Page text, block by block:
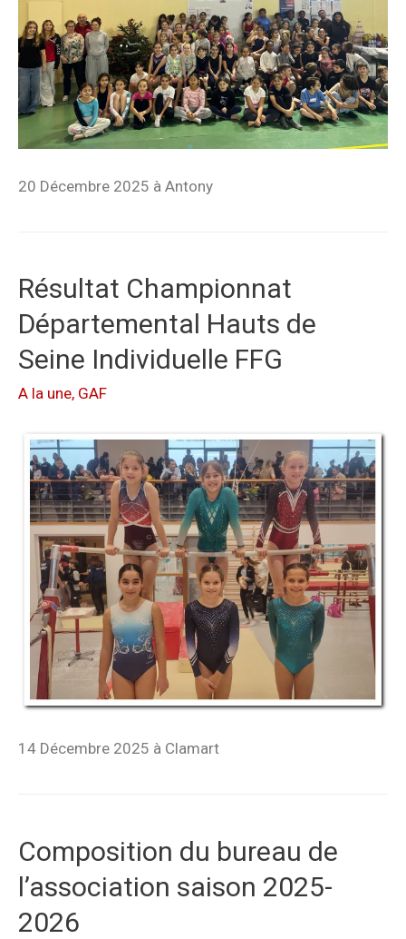
20 Décembre 2025 à Antony
Résultat Championnat
Départemental Hauts de
Seine Individuelle FFG
A la une, GAF
14 Décembre 2025 à Clamart
Composition du bureau de
l’association saison 2025-
2026